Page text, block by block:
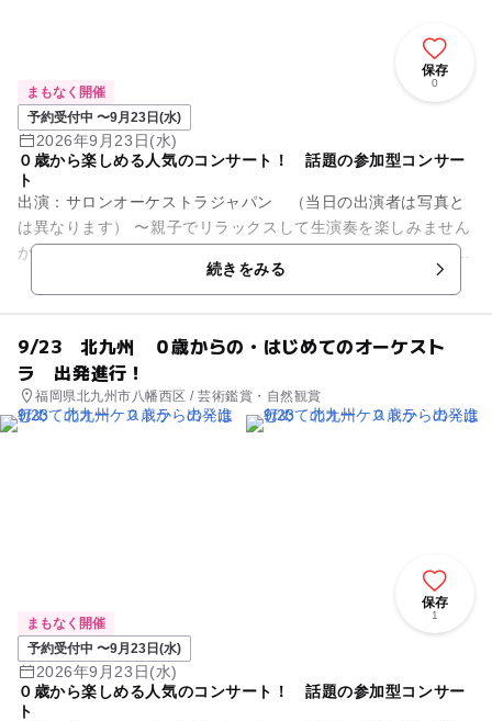
保存
0
まもなく開催
予約受付中 〜9月23日(水)
2026年9月23日(水)
０歳から楽しめる人気のコンサート！ 話題の参加型コンサー
ト
出演：サロンオーケストラジャパン （当日の出演者は写真と
は異なります） 〜親子でリラックスして生演奏を楽しみません
か？〜 オーディションで選ばれた優秀な演奏家で構成されてお
続きをみる
9/23 北九州 ０歳からの・はじめてのオーケスト
ラ 出発進行！
福岡県北九州市八幡西区 / 芸術鑑賞・自然観賞
保存
1
まもなく開催
予約受付中 〜9月23日(水)
2026年9月23日(水)
０歳から楽しめる人気のコンサート！ 話題の参加型コンサー
ト